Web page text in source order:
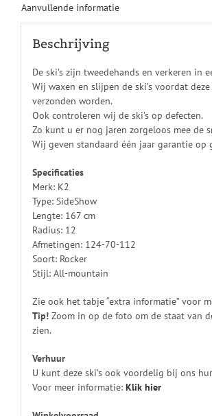
Aanvullende informatie
Beschrijving
De ski’s zijn tweedehands en verkeren in
Wij waxen en slijpen de ski’s voordat
verzonden worden.
Ook controleren wij de ski’s op defecten.
Zo kunt u er nog jaren zorgeloos mee de
Wij geven standaard één jaar garantie op
Specificaties
Merk: K2
Type: SideShow
Lengte: 167 cm
Radius: 12
Afmetingen: 124-70-112
Soort: Rocker
Stijl: All-mountain
Zie ook het tabje “extra informatie” voor
Tip!Zoom in op de foto om de staat van
zien.
Verhuur
U kunt deze ski’s ook voordelig bij ons
Voor meer informatie: Klik hier